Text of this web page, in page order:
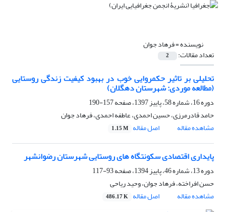
نویسنده =فرهاد جوان
تعداد مقالات: 2
تحلیلی بر تاثیر حکمروایی خوب در بهبود کیفیت زندگی روستایی
(مطالعه موردی: شهرستان دهگلان)
دوره 16، شماره 58، پاییز 1397، صفحه
157-190
حامد قادرمرزی، حسین احمدی، عاطفه احمدی، فرهاد جوان
مشاهده مقاله
اصل مقاله 1.15 M
پایداری اقتصادی سکونتگاه های روستایی شهرستان رضوانشهر
دوره 13، شماره 46، پاییز 1394، صفحه
93-117
حسن افراخته، فرهاد جوان، وحید ریاحی
مشاهده مقاله
اصل مقاله 486.17 K